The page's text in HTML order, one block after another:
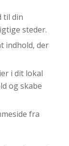
til din
steder.
indhold, der
i dit lokal
og skabe
fra